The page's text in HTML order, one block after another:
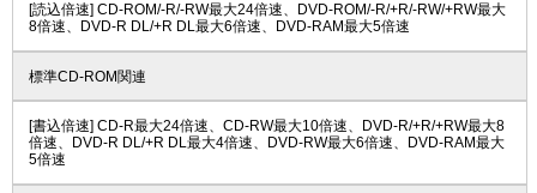
[読込倍速] CD-ROM/-R/-RW最大24倍速、DVD-ROM/-R/+R/-RW/+RW最大
8倍速、DVD-R DL/+R DL最大6倍速、DVD-RAM最大5倍速
標準CD-ROM関連
[書込倍速] CD-R最大24倍速、CD-RW最大10倍速、DVD-R/+R/+RW最大8
倍速、DVD-R DL/+R DL最大4倍速、DVD-RW最大6倍速、DVD-RAM最大
5倍速